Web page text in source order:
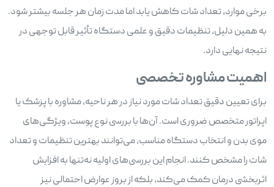
برخی موارد، تعداد شات کاهش یابد اما مدت زمان هر جلسه بیشتر شود.
به همین دلیل، تنظیمات دقیق و علمی دستگاه تأثیر قابل توجهی در
نتیجه نهایی دارد.
اهمیت مشاوره تخصصی
برای تعیین دقیق تعداد شات مورد نیاز در هر ناحیه، مشاوره با پزشک یا
اپراتور متخصص ضروری است. آن‌ها با بررسی نوع پوست، ویژگی‌های
موی بدن و انتخاب دستگاه مناسب، می‌توانند بهترین تنظیمات و تعداد
شات را مشخص کنند. انجام این بررسی‌های اولیه نه‌تنها به افزایش
اثربخشی درمان کمک می‌کند، بلکه از بروز عوارض احتمالی نیز